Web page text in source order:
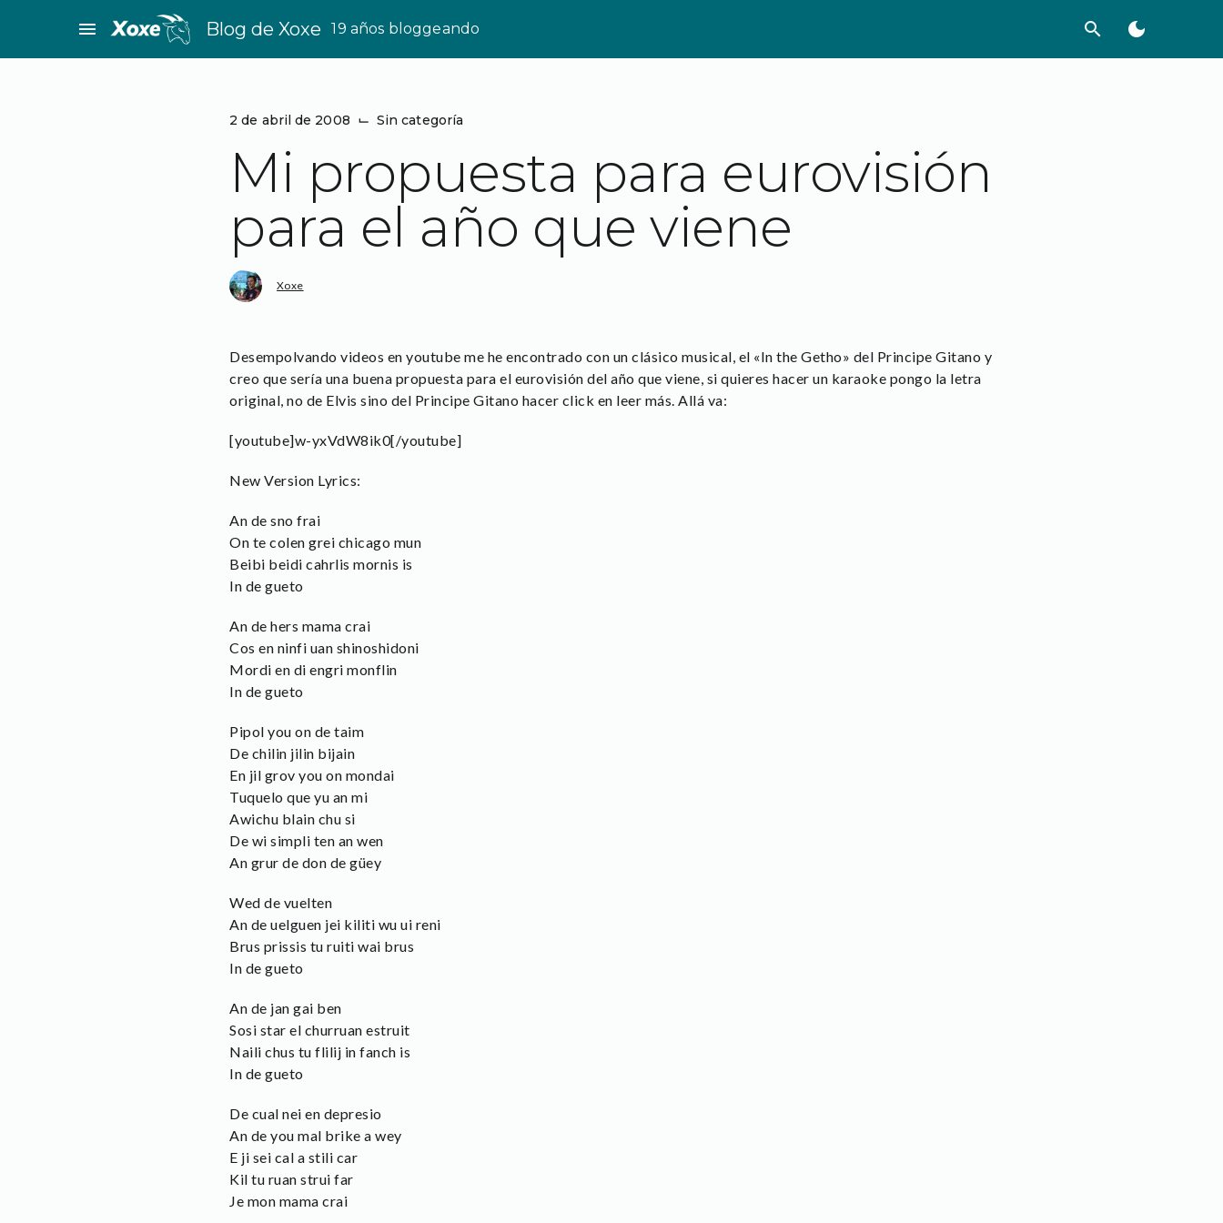
menu Blog de Xoxe 19 años bloggeando search dark_mode
2 de abril de 2008 ⌙ Sin categoría
Mi propuesta para eurovisión
para el año que viene
Xoxe
Desempolvando videos en youtube me he encontrado con un clásico musical, el «In the Getho» del Principe Gitano y
creo que sería una buena propuesta para el eurovisión del año que viene, si quieres hacer un karaoke pongo la letra
original, no de Elvis sino del Principe Gitano hacer click en leer más. Allá va:
[youtube]w-yxVdW8ik0[/youtube]
New Version Lyrics:
An de sno frai
On te colen grei chicago mun
Beibi beidi cahrlis mornis is
In de gueto
An de hers mama crai
Cos en ninfi uan shinoshidoni
Mordi en di engri monflin
In de gueto
Pipol you on de taim
De chilin jilin bijain
En jil grov you on mondai
Tuquelo que yu an mi
Awichu blain chu si
De wi simpli ten an wen
An grur de don de güey
Wed de vuelten
An de uelguen jei kiliti wu ui reni
Brus prissis tu ruiti wai brus
In de gueto
An de jan gai ben
Sosi star el churruan estruit
Naili chus tu flilij in fanch is
In de gueto
De cual nei en depresio
An de you mal brike a wey
E ji sei cal a stili car
Kil tu ruan strui far
Je mon mama crai